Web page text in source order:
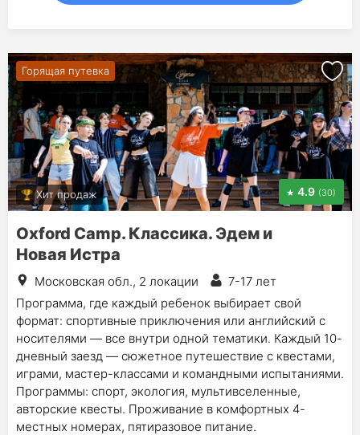
Горящая путевка
Хит продаж 4.9 (30)
Oxford Camp. Классика. Эдем и
Новая Истра
Московская обл., 2 локации
7-17 лет
Программа, где каждый ребенок выбирает свой
формат: спортивные приключения или английский с
носителями — все внутри одной тематики. Каждый 10-
дневный заезд — сюжетное путешествие с квестами,
играми, мастер-классами и командными испытаниями.
Программы: спорт, экология, мультивселенные,
авторские квесты. Проживание в комфортных 4-
местных номерах, пятиразовое питание.